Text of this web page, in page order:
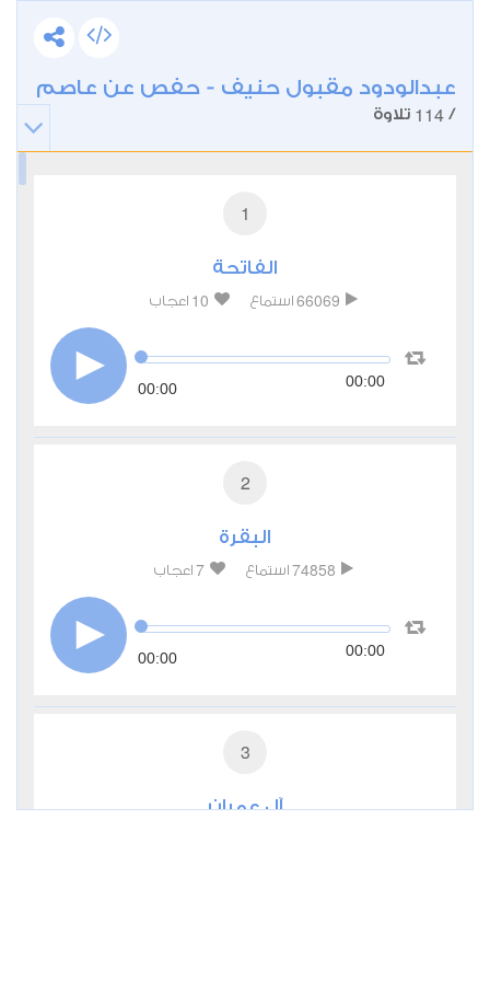
عبدالودود مقبول حنيف - حفص عن عاصم
/
114 تلاوة
1
الفاتحة
66069 استماع 10 اعجاب
00:00 00:00
2
البقرة
74858 استماع 7 اعجاب
00:00 00:00
3
آل عمران